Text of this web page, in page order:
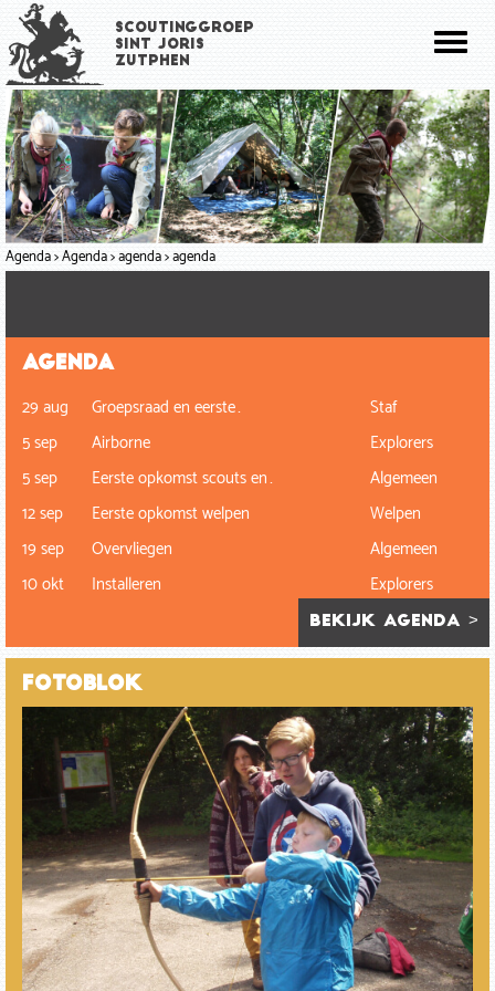
Overslaan
en
naar
de
inhoud
gaan
Toggle
Scoutinggroep
Sint Joris
Zutphen
Agenda Agenda agenda agenda
Agenda
29 aug Groepsraad en eerste…
Staf
5 sep
Airborne
Explorers
5 sep
Eerste opkomst scouts en…
Algemeen
12 sep
Eerste opkomst welpen
Welpen
19 sep
Overvliegen
Algemeen
10 okt
Installeren Explorers
bekijk agenda >
Fotoblok